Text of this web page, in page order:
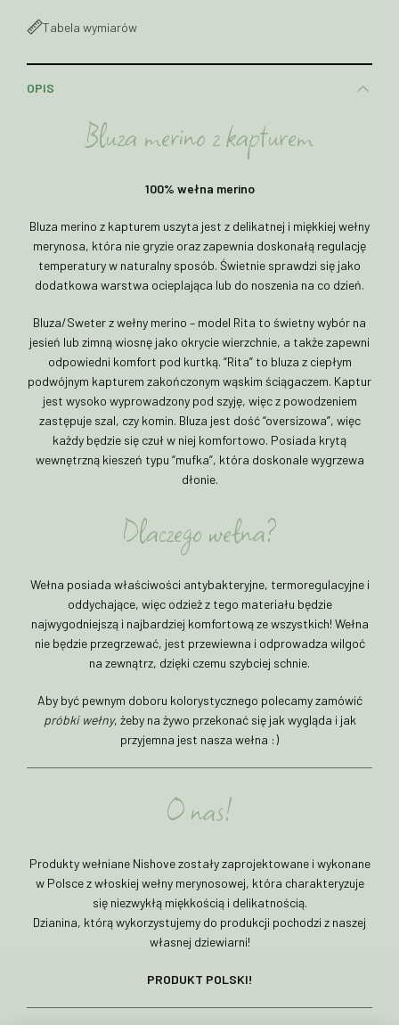
Tabela wymiarów
OPIS
Bluza merino z kapturem
100% wełna merino
Bluza merino z kapturem uszyta jest z delikatnej i miękkiej wełny
merynosa, która nie gryzie oraz zapewnia doskonałą regulację
temperatury w naturalny sposób. Świetnie sprawdzi się jako
dodatkowa warstwa ocieplająca lub do noszenia na co dzień.
Bluza/Sweter z wełny merino – model Rita to świetny wybór na
jesień lub zimną wiosnę jako okrycie wierzchnie, a także zapewni
odpowiedni komfort pod kurtką. “Rita” to bluza z ciepłym
podwójnym kapturem zakończonym wąskim ściągaczem. Kaptur
jest wysoko wyprowadzony pod szyję, więc z powodzeniem
zastępuje szal, czy komin. Bluza jest dość “oversizowa”, więc
każdy będzie się czuł w niej komfortowo. Posiada krytą
wewnętrzną kieszeń typu “mufka”, która doskonale wygrzewa
dłonie.
Dlaczego wełna?
Wełna posiada właściwości antybakteryjne, termoregulacyjne i
oddychające, więc odzież z tego materiału będzie
najwygodniejszą i najbardziej komfortową ze wszystkich! Wełna
nie będzie przegrzewać, jest przewiewna i odprowadza wilgoć
na zewnątrz, dzięki czemu szybciej schnie.
Aby być pewnym doboru kolorystycznego polecamy zamówić
próbki wełny, żeby na żywo przekonać się jak wygląda i jak
przyjemna jest nasza wełna :)
O nas!
Produkty wełniane Nishove zostały zaprojektowane i wykonane
w Polsce z włoskiej wełny merynosowej, która charakteryzuje
się niezwykłą miękkością i delikatnością.
Dzianina, którą wykorzystujemy do produkcji pochodzi z naszej
własnej dziewiarni!
PRODUKT POLSKI!